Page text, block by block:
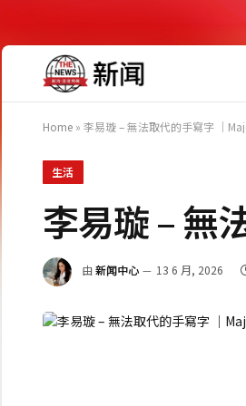
Home » 李易璇 – 無法取代的手寫字 ｜
生活
李易璇 – 無
由 新闻中心 13 6 月, 2026